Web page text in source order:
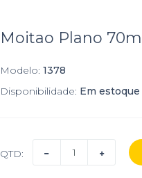
Moitao Plano
Modelo: 1378
Disponibilidade: Em estoque
QTD: